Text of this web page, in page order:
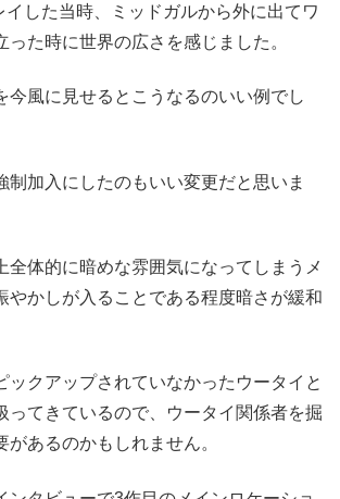
した当時、ミッドガルから外に出てワ
った時に世界の広さを感じました。
今風に見せるとこうなるのいい例でし
制加入にしたのもいい変更だと思いま
全体的に暗めな雰囲気になってしまうメ
やかしが入ることである程度暗さが緩和
ックアップされていなかったウータイと
ってきているので、ウータイ関係者を掘
があるのかもしれません。